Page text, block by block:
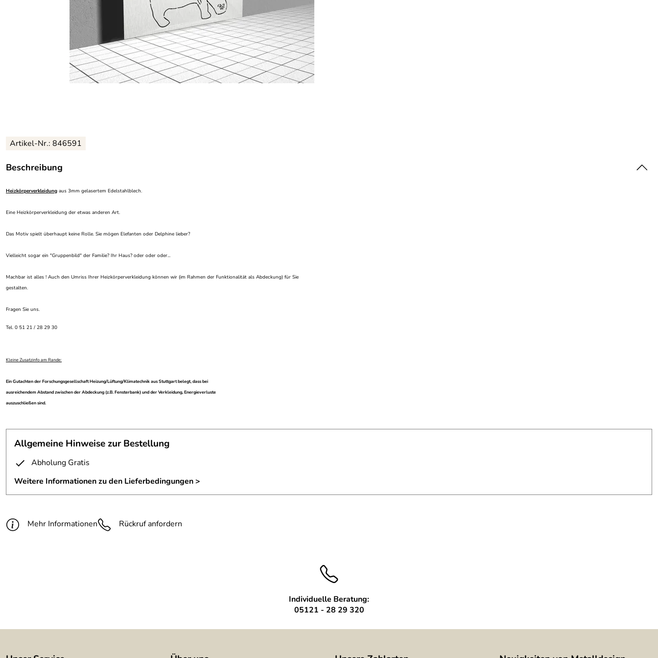
Artikel-Nr.: 846591
Beschreibung
Heizkörperverkleidung aus 3mm gelasertem Edelstahlblech.
Eine Heizkörperverkleidung der etwas anderen Art.
Das Motiv spielt überhaupt keine Rolle. Sie mögen Elefanten oder Delphine lieber?
Vielleicht sogar ein "Gruppenbild" der Familie? Ihr Haus? oder oder oder...
Machbar ist alles ! Auch den Umriss Ihrer Heizkörperverkleidung können wir (im Rahmen der Funktionalität als Abdeckung) für Sie
gestalten.
Fragen Sie uns.
Tel. 0 51 21 / 28 29 30
Kleine Zusatzinfo am Rande:
Ein Gutachten der Forschungsgesellschaft Heizung/Lüftung/Klimatechnik aus Stuttgart belegt, dass bei
ausreichendem Abstand zwischen der Abdeckung (z.B. Fensterbank) und der Verkleidung, Energieverluste
auszuschließen sind.
Allgemeine Hinweise zur Bestellung
Abholung Gratis
Weitere Informationen zu den Lieferbedingungen >
Mehr Informationen Rückruf anfordern
Individuelle Beratung:
05121 - 28 29 320